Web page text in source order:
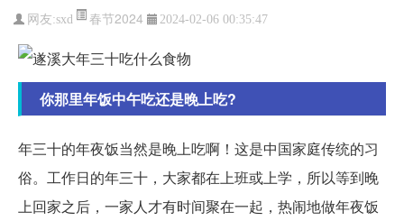
网友:sxd 春节2024 2024-02-06 00:35:47
你那里年饭中午吃还是晚上吃?
年三十的年夜饭当然是晚上吃啊！这是中国家庭传统的习
俗。工作日的年三十，大家都在上班或上学，所以等到晚
上回家之后，一家人才有时间聚在一起，热闹地做年夜饭